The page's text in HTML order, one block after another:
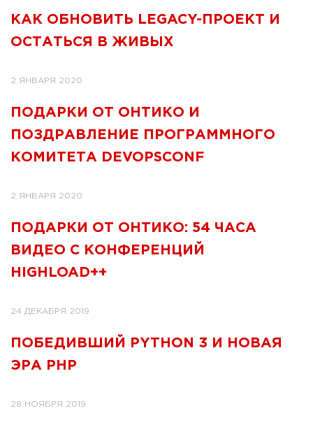
КАК ОБНОВИТЬ LEGACY-ПРОЕКТ И
ОСТАТЬСЯ В ЖИВЫХ
2 ЯНВАРЯ 2020
ПОДАРКИ ОТ ОНТИКО И
ПОЗДРАВЛЕНИЕ ПРОГРАММНОГО
КОМИТЕТА DEVOPSCONF
2 ЯНВАРЯ 2020
ПОДАРКИ ОТ ОНТИКО: 54 ЧАСА
ВИДЕО С КОНФЕРЕНЦИЙ
HIGHLOAD++
24 ДЕКАБРЯ 2019
ПОБЕДИВШИЙ PYTHON 3 И НОВАЯ
ЭРА PHP
28 НОЯБРЯ 2019